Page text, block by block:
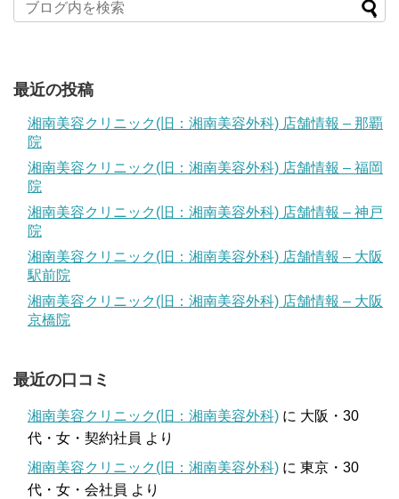
最近の投稿
湘南美容クリニック(旧：湘南美容外科) 店舗情報 – 那覇
院
湘南美容クリニック(旧：湘南美容外科) 店舗情報 – 福岡
院
湘南美容クリニック(旧：湘南美容外科) 店舗情報 – 神戸
院
湘南美容クリニック(旧：湘南美容外科) 店舗情報 – 大阪
駅前院
湘南美容クリニック(旧：湘南美容外科) 店舗情報 – 大阪
京橋院
最近の口コミ
湘南美容クリニック(旧：湘南美容外科) に 大阪・30
代・女・契約社員 より
湘南美容クリニック(旧：湘南美容外科) に 東京・30
代・女・会社員 より